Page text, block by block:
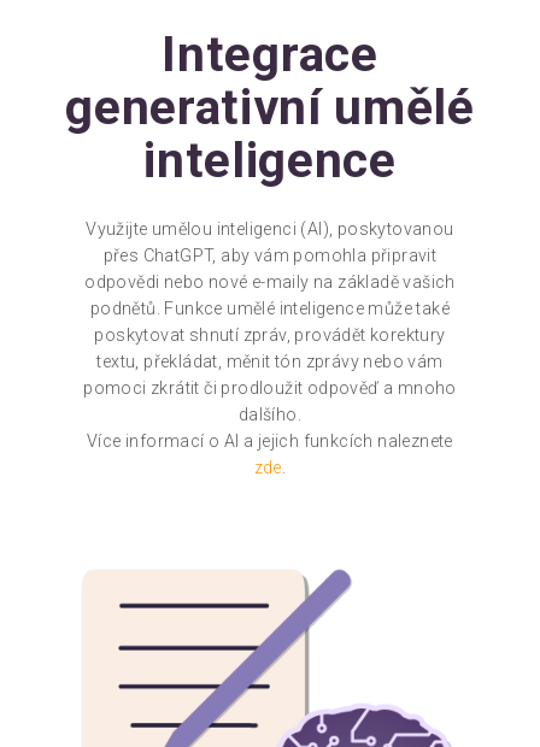
Integrace
generativní umělé
inteligence
Využijte umělou inteligenci (AI), poskytovanou
přes ChatGPT, aby vám pomohla připravit
odpovědi nebo nové e-maily na základě vašich
podnětů. Funkce umělé inteligence může také
poskytovat shnutí zpráv, provádět korektury
textu, překládat, měnit tón zprávy nebo vám
pomoci zkrátit či prodloužit odpověď a mnoho
dalšího.
Více informací o AI a jejich funkcích naleznete
zde.